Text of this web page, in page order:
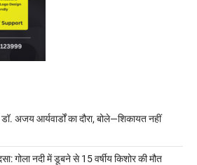
अजय आर्यवार्डों का दौरा, बोले—शिकायत नहीं
गोला नदी में डूबने से 15 वर्षीय किशोर की मौत